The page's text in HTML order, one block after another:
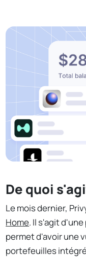
De quoi
Le mois dernier,
Home. Il s'agit
permet d'avoir une
portefeuilles